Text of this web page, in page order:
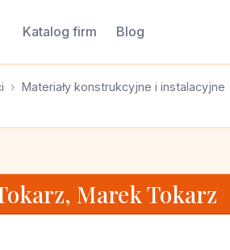
Katalog firm Blog
Materiały konstrukcyjne i instalacyjne
Marek Tokarz